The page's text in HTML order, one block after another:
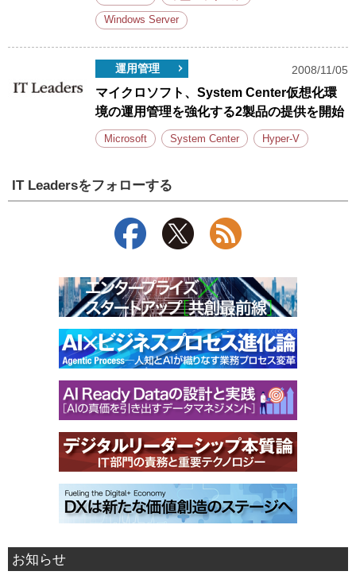
Windows Server
運用管理 2008/11/05
マイクロソフト、System Center仮想化環
境の運用管理を強化する2製品の提供を開始
Microsoft System Center Hyper-V
IT Leadersをフォローする
お知らせ